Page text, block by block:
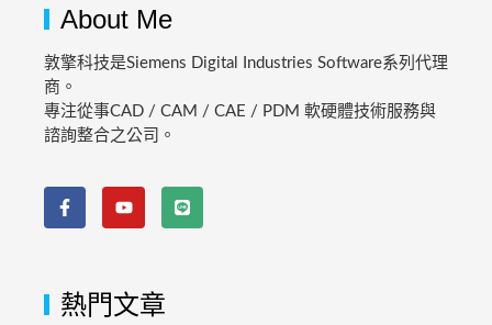
About Me
敦擎科技是Siemens Digital Industries Software系列代理
商。
專注從事CAD / CAM / CAE / PDM 軟硬體技術服務與
諮詢整合之公司。
熱門文章